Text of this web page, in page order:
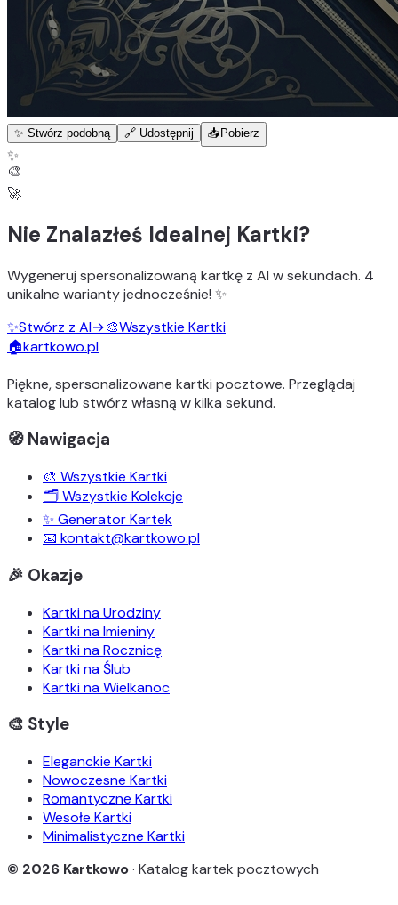
✨ Stwórz podobną 🔗 Udostępnij 📥 Pobierz
✨
🎨
🚀
Nie Znalazłeś Idealnej Kartki?
Wygeneruj spersonalizowaną kartkę z AI w sekundach. 4
unikalne wariantyjednocześnie! ✨
✨Stwórz z AI→🎨Wszystkie Kartki
🏠kartkowo.pl
Piękne, spersonalizowane kartki pocztowe. Przeglądaj
katalog lub stwórz własną w kilka sekund.
🧭 Nawigacja
🎨 Wszystkie Kartki
🗂️ Wszystkie Kolekcje
✨ Generator Kartek
📧 kontakt@kartkowo.pl
🎉 Okazje
Kartki na Urodziny
Kartki na Imieniny
Kartki na Rocznicę
Kartki na Ślub
Kartki na Wielkanoc
🎨 Style
Eleganckie Kartki
Nowoczesne Kartki
Romantyczne Kartki
Wesołe Kartki
Minimalistyczne Kartki
© 2026 Kartkowo· Katalog kartek pocztowych